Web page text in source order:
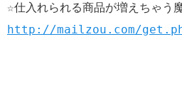
☆仕入れられる商品が増えちゃう
http://mailzou.com/